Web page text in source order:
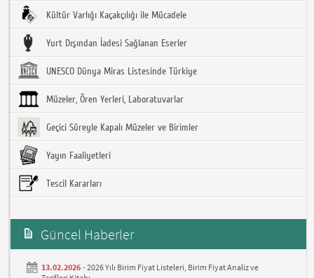
Kültür Varlığı Kaçakçılığı ile Mücadele
Yurt Dışından İadesi Sağlanan Eserler
UNESCO Dünya Miras Listesinde Türkiye
Müzeler, Ören Yerleri, Laboratuvarlar
Geçici Süreyle Kapalı Müzeler ve Birimler
Yayın Faaliyetleri
Tescil Kararları
Güncel Haberler
13.02.2026 -2026 Yılı Birim Fiyat Listeleri, Birim Fiyat Analiz ve